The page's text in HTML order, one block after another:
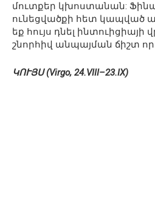
մուտքեր կխոստանան:
ունեցվածքի հետ կապված
եք հույս դնել ինտուիցիայի
շնորհիվ անպայման ճիշտ
ԿՈՒՅՍ (Virgo, 24.VIII–23.IX)